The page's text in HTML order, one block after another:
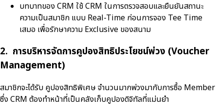
บทบาทของ CRM ใช้ CRM ในการตรวจสอบและยืนยันสถานะ
ความเป็นสมาชิก แบบ Real-Time ก่อนการจอง Tee Time
เสมอ เพื่อรักษาความ Exclusive ของสนาม
2. การบริหารจัดการคูปองสิทธิประโยชน์พ่วง (Voucher
Management)
สมาชิกจะได้รับ คูปองสิทธิพิเศษ จำนวนมากพ่วงมากับการซื้อ Member
ซึ่ง CRM ต้องทำหน้าที่เป็นคลังเก็บคูปองดิจิทัลที่แม่นยำ